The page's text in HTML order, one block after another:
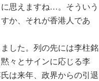
思えますね…。そういう
か、それが香港人であ
した。列の先には李柱銘
々とサインに応じる李
は来年、政界からの引退